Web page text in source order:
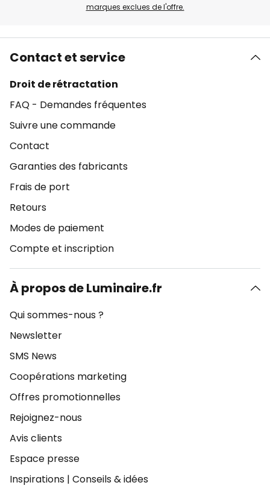
marques exclues de l'offre.
Contact et service
Droit de rétractation
FAQ - Demandes fréquentes
Suivre une commande
Contact
Garanties des fabricants
Frais de port
Retours
Modes de paiement
Compte et inscription
À propos de Luminaire.fr
Qui sommes-nous ?
Newsletter
SMS News
Coopérations marketing
Offres promotionnelles
Rejoignez-nous
Avis clients
Espace presse
Inspirations | Conseils & idées